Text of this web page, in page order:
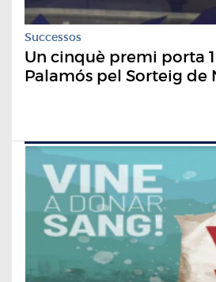
Successos
Un cinquè premi porta
Palamós pel Sorteig de